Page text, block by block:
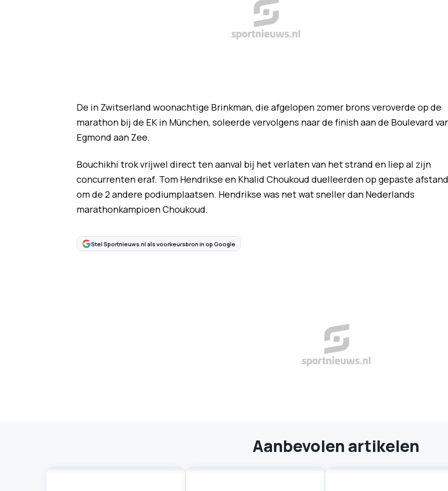
De in Zwitserland woonachtige Brinkman, die afgelopen zomer brons veroverde op de
marathon bij de EK in München, soleerde vervolgens naar de finish aan de Boulevard
Egmond aan Zee.
Bouchikhi trok vrijwel direct ten aanval bij het verlaten van het strand en liep al zijn
concurrenten eraf. Tom Hendrikse en Khalid Choukoud duelleerden op gepaste afstand
om de 2 andere podiumplaatsen. Hendrikse was net wat sneller dan Nederlands
marathonkampioen Choukoud.
Stel Sportnieuws.nl als voorkeursbron in op Google
Aanbevolen artikelen